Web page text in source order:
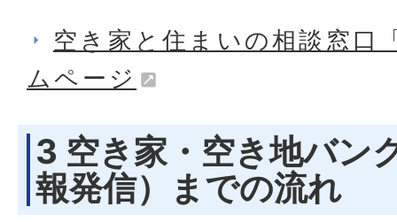
空き家と住まいの相談窓口
ムページ
3 空き家・空き地バン
報発信）までの流れ